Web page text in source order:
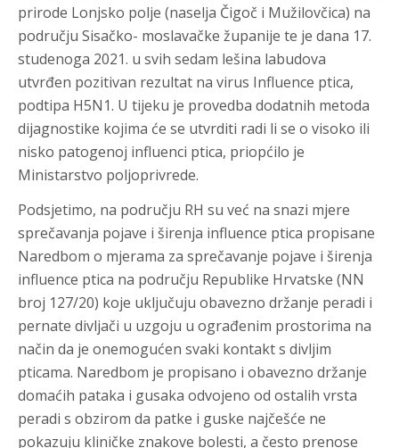
prirode Lonjsko polje (naselja Čigoč i Mužilovčica) na
području Sisačko- moslavačke županije te je dana 17.
studenoga 2021. u svih sedam lešina labudova
utvrđen pozitivan rezultat na virus Influence ptica,
podtipa H5N1. U tijeku je provedba dodatnih metoda
dijagnostike kojima će se utvrditi radi li se o visoko ili
nisko patogenoj influenci ptica, priopćilo je
Ministarstvo poljoprivrede.
Podsjetimo, na području RH su već na snazi mjere
sprečavanja pojave i širenja influence ptica propisane
Naredbom o mjerama za sprečavanje pojave i širenja
influence ptica na području Republike Hrvatske (NN
broj 127/20) koje uključuju obavezno držanje peradi i
pernate divljači u uzgoju u ograđenim prostorima na
način da je onemogućen svaki kontakt s divljim
pticama. Naredbom je propisano i obavezno držanje
domaćih pataka i gusaka odvojeno od ostalih vrsta
peradi s obzirom da patke i guske najčešće ne
pokazuju kliničke znakove bolesti, a često prenose